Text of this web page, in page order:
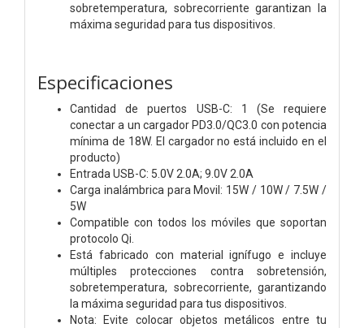
sobretemperatura, sobrecorriente garantizan la
máxima seguridad para tus dispositivos.
Especificaciones
Cantidad de puertos USB-C: 1 (Se requiere
conectar a un cargador PD3.0/QC3.0 con potencia
mínima de 18W. El cargador no está incluido en el
producto)
Entrada USB-C: 5.0V 2.0A; 9.0V 2.0A
Carga inalámbrica para Movil: 15W / 10W / 7.5W /
5W
Compatible con todos los móviles que soportan
protocolo Qi.
Está fabricado con material ignífugo e incluye
múltiples protecciones contra sobretensión,
sobretemperatura, sobrecorriente, garantizando
la máxima seguridad para tus dispositivos.
Nota: Evite colocar objetos metálicos entre tu